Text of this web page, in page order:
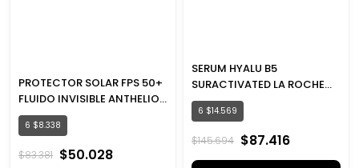
PROTECTOR SOLAR FPS 50+
FLUIDO INVISIBLE ANTHELIOS
LA ROCHE POSAY
6 $8.338
$83.381 $50.028
SERUM HYALU B5
SURACTIVATED LA ROCHE
POSAY
6 $14.569
$145.694 $87.416